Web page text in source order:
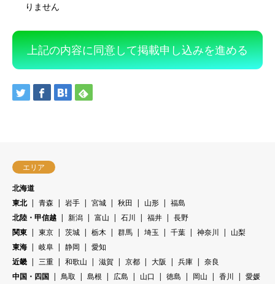
りません
上記の内容に同意して掲載申し込みを進める
エリア
北海道
東北
青森 岩手 宮城 秋田 山形
福島
北陸・甲信越
新潟 富山 石川 福井
長野
関東
東京 茨城 栃木 群馬 埼玉 千葉 神奈川
山梨
東海
岐阜 静岡
愛知
近畿
三重 和歌山 滋賀 京都 大阪 兵庫
奈良
中国・四国
鳥取 島根 広島 山口 徳島 岡山 香川
愛媛